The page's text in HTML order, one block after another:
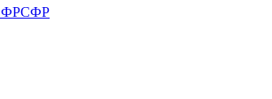
ФРСФР